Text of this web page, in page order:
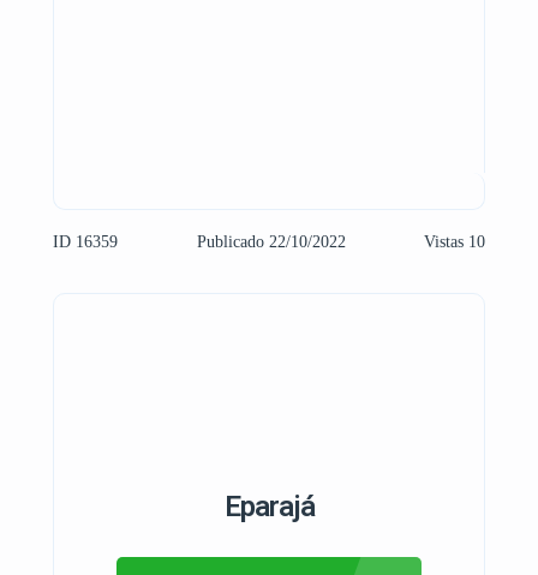
ID 16359 Publicado 22/10/2022 Vistas 10
Eparajá